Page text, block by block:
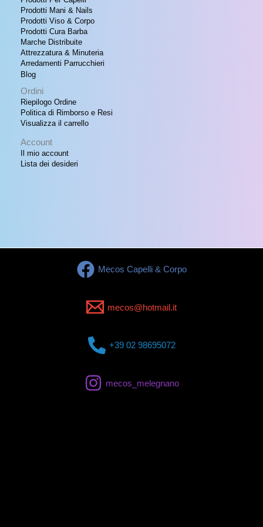
Prodotti Mani & Nails
Prodotti Viso & Corpo
Prodotti Cura Barba
Marche Distribuite
Attrezzatura & Minuteria
Arredamenti Parrucchieri
Blog
Ordini
Riepilogo Ordine
Politica di Rimborso e Resi
Visualizza il carrello
Account
Il mio account
Lista dei desideri
Mecos Capelli & Corpo
mecos@hotmail.it
+39 02 98695072
mecos_melegnano